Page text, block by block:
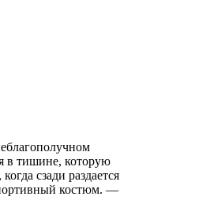
в тишине, которую
сзади раздается
костюм. —